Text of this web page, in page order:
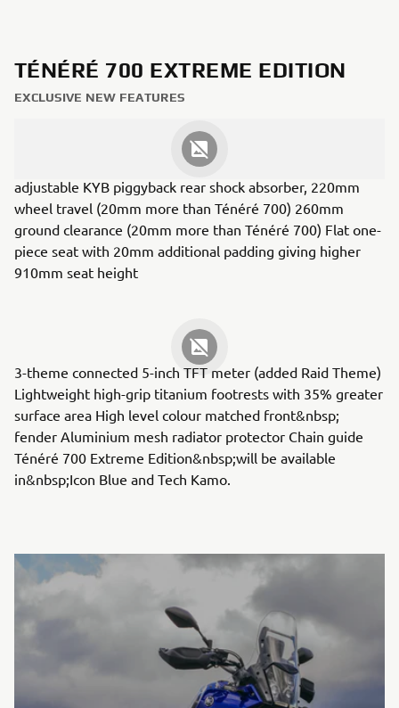
TÉNÉRÉ 700 EXTREME EDITION
EXCLUSIVE NEW FEATURES
Fully adjustable 43mm KYB Kashima coated front forks,
230mm wheel travel (20mm more than Ténéré 700) Fully
adjustable KYB piggyback rear shock absorber, 220mm
wheel travel (20mm more than Ténéré 700) 260mm
ground clearance (20mm more than Ténéré 700) Flat one-
piece seat with 20mm additional padding giving higher
910mm seat height
3-theme connected 5-inch TFT meter (added Raid Theme)
Lightweight high-grip titanium footrests with 35% greater
surface area High level colour matched front&nbsp;
fender Aluminium mesh radiator protector Chain guide
Ténéré 700 Extreme Edition&nbsp;will be available
in&nbsp;Icon Blue and Tech Kamo.